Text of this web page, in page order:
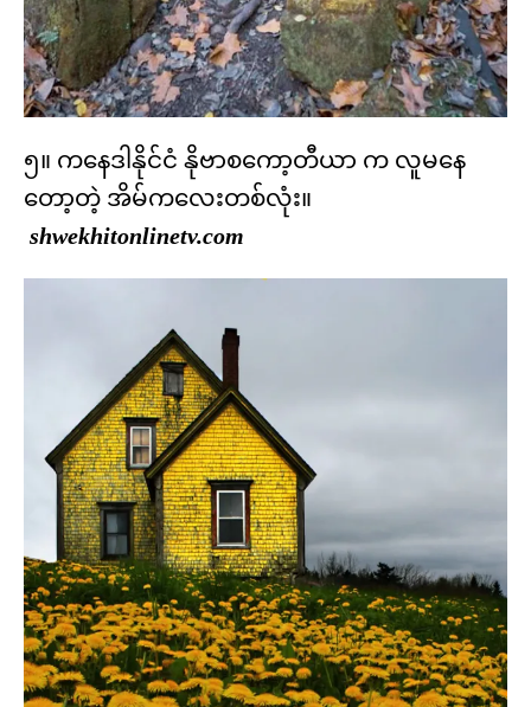
၅။ ကနေဒါနိုင်ငံ နိုဗာစကော့တီယာ က လူမနေ
တော့တဲ့ အိမ်ကလေးတစ်လုံး။
shwekhitonlinetv.com